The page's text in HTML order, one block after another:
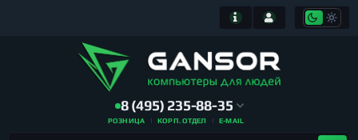
8 (495) 235-88-35
РОЗНИЦА КОРП. ОТДЕЛ E-MAIL